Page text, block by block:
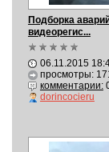
Подборка
видеорегис...
06.11.2015
просмотры:
комментарии:
dorincocieru